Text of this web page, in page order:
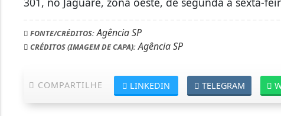
FONTE/CRÉDITOS:Agência SP
CRÉDITOS (IMAGEM DE CAPA):Agência SP
COMPARTILHE TELEGRAM
LINKEDIN